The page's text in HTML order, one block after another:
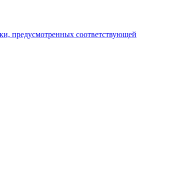
предусмотренных соответствующей